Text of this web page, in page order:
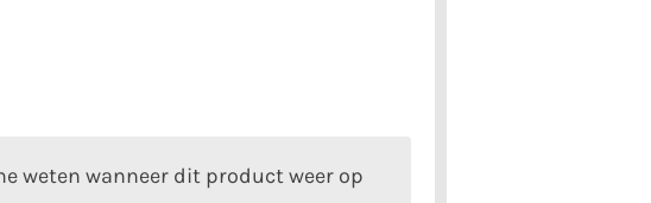
weten wanneer dit product weer op